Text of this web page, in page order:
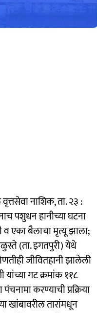
नाशिक, ता. २३ :
पशुधन हानीच्या घटना
एका बैलाचा मृत्यू झाला;
(ता. इगतपुरी) येथे
जीवितहानी झालेली
यांच्या गट क्रमांक ११८
करण्याची प्रक्रिया
खांबावरील तारांमधून